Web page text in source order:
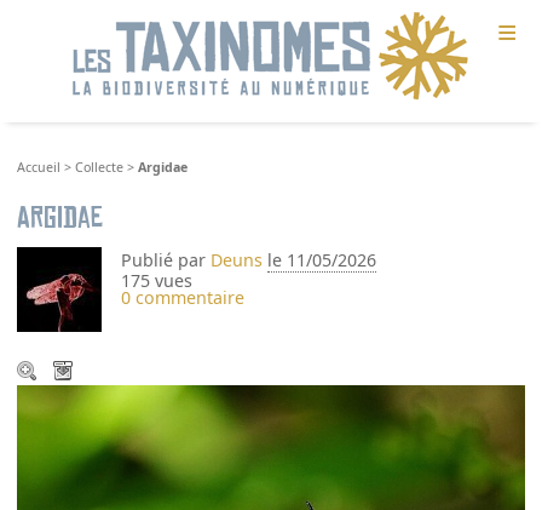
≡
Accueil >Collecte >Argidae
Argidae
Publié par Deuns le 11/05/2026
175 vues
0 commentaire